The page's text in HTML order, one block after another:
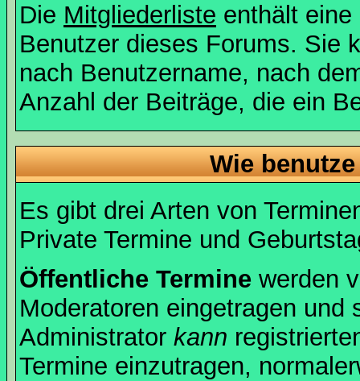
Die Mitgliederliste enthält
Benutzer dieses Forums. Sie
nach Benutzername, nach
Anzahl der Beiträge, die ein
Wie
Es gibt drei Arten von
Private Termine und
Öffentliche Termine werden
Moderatoren eingetragen und
Administrator kann
Termine einzutragen,